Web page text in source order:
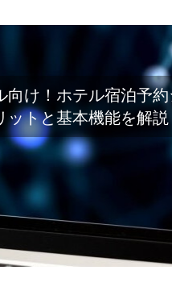
向け！ホテル宿泊予
ットと基本機能を解説